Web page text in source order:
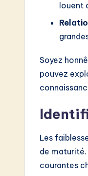
louent
Soyez
pouvez
Les
de maturité.
courantes